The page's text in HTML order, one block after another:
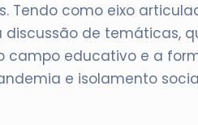
Tendo como eixo
de temáticas,
campo educativo e a
e isolamento